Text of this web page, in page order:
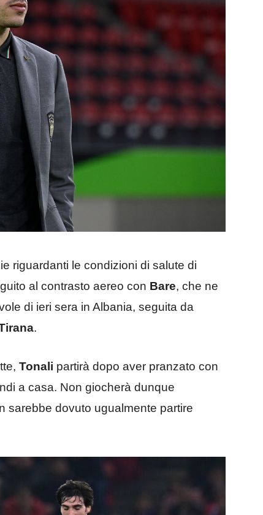
riguardanti le condizioni di salute di
al contrasto aereo con Bare, che ne
di ieri sera in Albania, seguita da
.
Tonali partirà dopo aver pranzato con
a casa. Non giocherà dunque
sarebbe dovuto ugualmente partire